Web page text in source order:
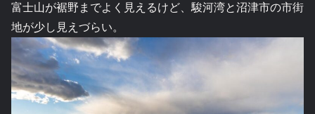
富士山が裾野までよく見えるけど、駿河湾と沼津市の市街
地が少し見えづらい。